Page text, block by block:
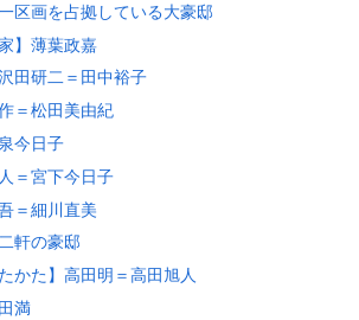
区画を占拠している大豪邸
】薄葉政嘉
田研二＝田中裕子
＝松田美由紀
今日子
＝宮下今日子
＝細川直美
軒の豪邸
かた】高田明＝高田旭人
満